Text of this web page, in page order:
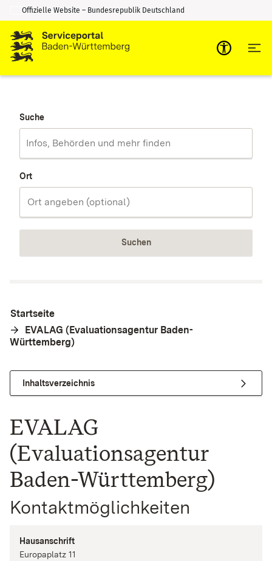
Zum Inhalt springen
Zur Suche springen
Offizielle Website – Bundesrepublik Deutschland
Suche
Ort
Suchen
Startseite
EVALAG (Evaluationsagentur Baden-
Württemberg)
Inhaltsverzeichnis
EVALAG
(Evaluationsagentur
Baden-Württemberg)
Kontaktmöglichkeiten
Hausanschrift
Europaplatz 11